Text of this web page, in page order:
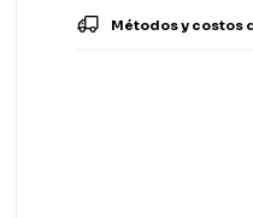
Métodos y costos